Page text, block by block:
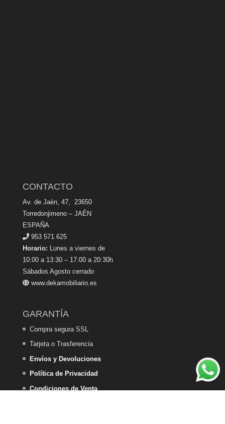
CONTACTO
Av. de Jaén, 47, 23650
Torredonjimeno – JAÉN
ESPAÑA
953 571 625
Horario: Lunes a viernes de
10:00 a 13:30 – 17:00 a 20:30h
Sábados Agosto cerrado
www.dekamobiliario.es
GARANTÍA
Compra segura SSL
Tarjeta o Trasferencia
Envíos y Devoluciones
Política de Privacidad
Condiciones de Venta